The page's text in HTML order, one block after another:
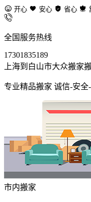
开心 安心 省心
全国服务热线
17301835189
上海到白山市大众搬家
专业精品搬家 诚信-安
市内搬家